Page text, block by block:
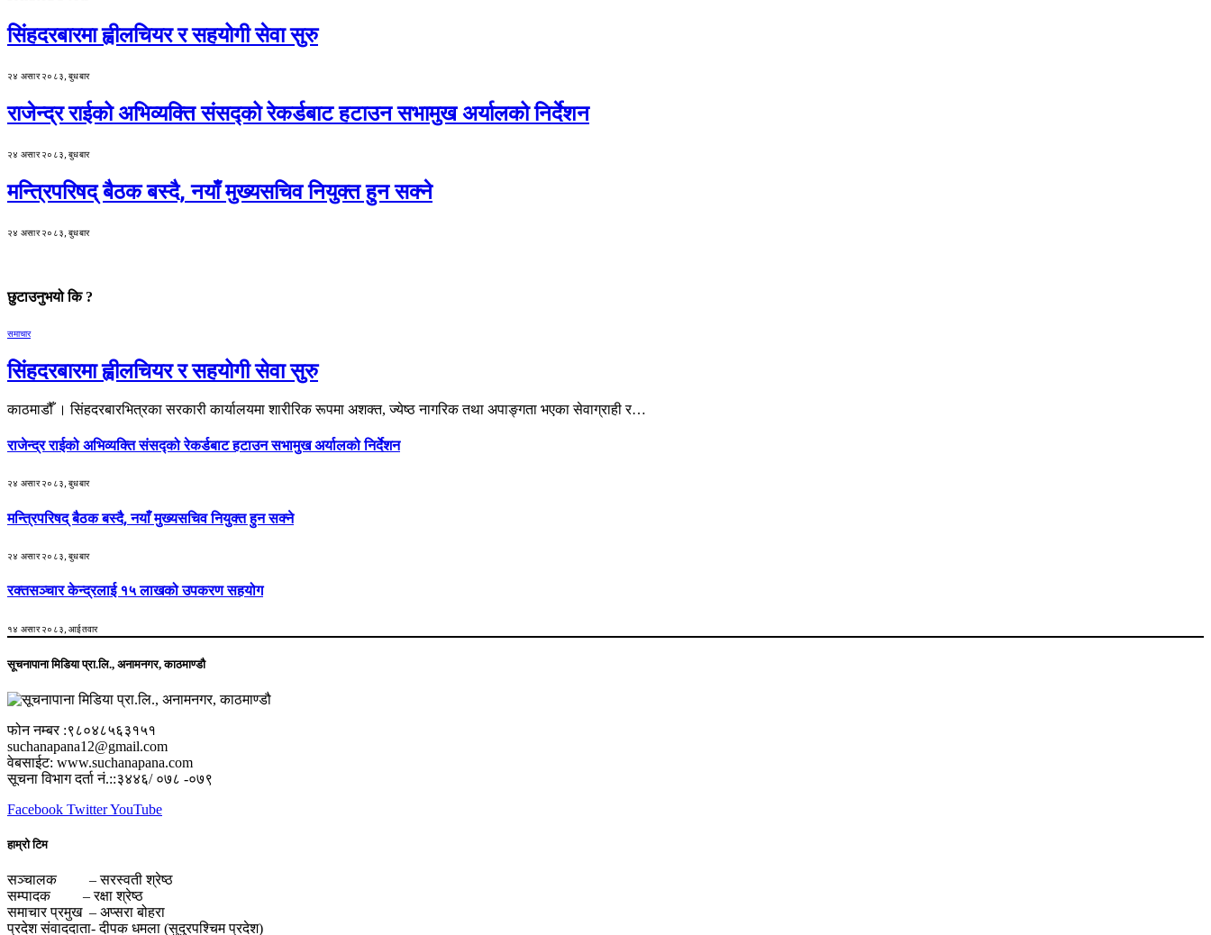
सिंहदरबारमा ह्वीलचियर र सहयोगी सेवा सुरु
२४ असार २०८३, बुधबार
राजेन्द्र राईको अभिव्यक्ति संसद्को रेकर्डबाट हटाउन सभामुख अर्यालको निर्देशन
२४ असार २०८३, बुधबार
मन्त्रिपरिषद् बैठक बस्दै, नयाँ मुख्यसचिव नियुक्त हुन सक्ने
२४ असार २०८३, बुधबार
छुटाउनुभयो कि ?
समाचार
सिंहदरबारमा ह्वीलचियर र सहयोगी सेवा सुरु
काठमाडौँ । सिंहदरबारभित्रका सरकारी कार्यालयमा शारीरिक रूपमा अशक्त, ज्येष्ठ नागरिक तथा अपाङ्गता भएका सेवाग्राही र…
राजेन्द्र राईको अभिव्यक्ति संसद्को रेकर्डबाट हटाउन सभामुख अर्यालको निर्देशन
२४ असार २०८३, बुधबार
मन्त्रिपरिषद् बैठक बस्दै, नयाँ मुख्यसचिव नियुक्त हुन सक्ने
२४ असार २०८३, बुधबार
रक्तसञ्चार केन्द्रलाई १५ लाखको उपकरण सहयोग
१४ असार २०८३, आईतवार
सूचनापाना मिडिया प्रा.लि., अनामनगर, काठमाण्डौ
फोन नम्बर :९८०४८५६३१५१
suchanapana12@gmail.com
वेबसाईट: www.suchanapana.com
सूचना विभाग दर्ता नं.::३४४६/ ०७८ -०७९
Facebook TwitterYouTube
हाम्रो टिम
सञ्चालक – सरस्वती श्रेष्ठ
सम्पादक – रक्षा श्रेष्ठ
समाचार प्रमुख – अप्सरा बोहरा
प्रदेश संवाददाता- दीपक धमला (सुदुरपश्चिम प्रदेश)